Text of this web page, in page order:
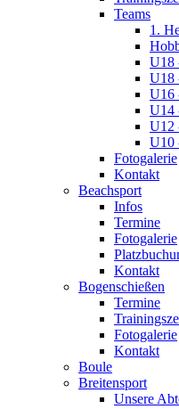
Teams
1.
U18
U18
U16
U14
U12
U10
Fotogalerie
Kontakt
Beachsport
Infos
Termine
Fotogalerie
Kontakt
Bogenschießen
Termine
Fotogalerie
Kontakt
Boule
Breitensport
Unsere